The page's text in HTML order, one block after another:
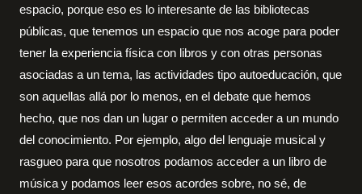
espacio, porque eso es lo interesante de las bibliotecas
públicas, que tenemos un espacio que nos acoge para poder
tener la experiencia física con libros y con otras personas
asociadas a un tema, las actividades tipo autoeducación, que
son aquellas allá por lo menos, en el debate que hemos
hecho, que nos dan un lugar o permiten acceder a un mundo
del conocimiento. Por ejemplo, algo del lenguaje musical y
rasgueo para que nosotros podamos acceder a un libro de
música y podamos leer esos acordes sobre, no sé, de